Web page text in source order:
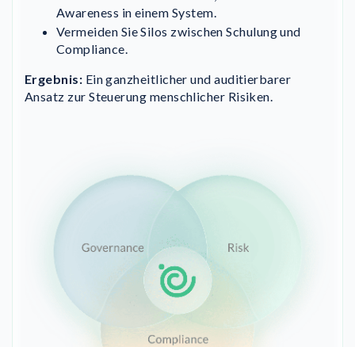
Awareness in einem System.
Vermeiden Sie Silos zwischen Schulung und
Compliance.
Ergebnis: Ein ganzheitlicher und auditierbarer
Ansatz zur Steuerung menschlicher Risiken.